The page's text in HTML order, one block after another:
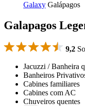
Galaxy Galápagos
Galapagos
9,2
Jacuzzi / Banheira
Banheiros
Cabines familiares
Cabines com AC
Chuveiros quentes